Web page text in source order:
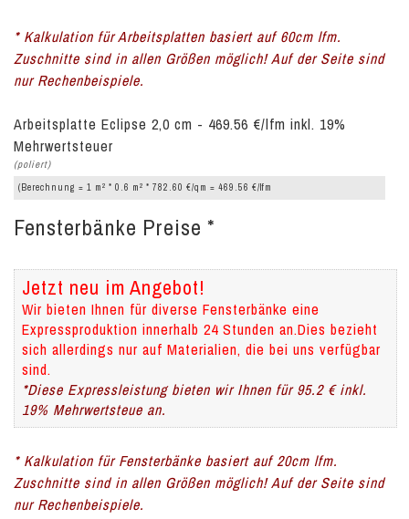
* Kalkulation für Arbeitsplatten basiert auf 60cm lfm.
Zuschnitte sind in allen Größen möglich! Auf der Seite sind
nur Rechenbeispiele.
Arbeitsplatte Eclipse 2,0 cm - 469.56 €/lfm inkl. 19%
Mehrwertsteuer
(poliert)
(Berechnung = 1 m 2 * 0.6 m 2 * 782.60 €/qm = 469.56 €/lfm
Fensterbänke Preise *
Jetzt neu im Angebot!
Wir bieten Ihnen für diverse Fensterbänke eine
Expressproduktion innerhalb 24 Stunden an.Dies bezieht
sich allerdings nur auf Materialien, die bei uns verfügbar
sind.
*Diese Expressleistung bieten wir Ihnen für 95.2 € inkl.
19% Mehrwertsteue an.
* Kalkulation für Fensterbänke basiert auf 20cm lfm.
Zuschnitte sind in allen Größen möglich! Auf der Seite sind
nur Rechenbeispiele.